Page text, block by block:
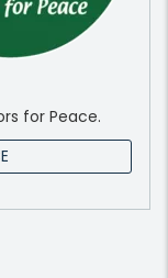
for Peace.